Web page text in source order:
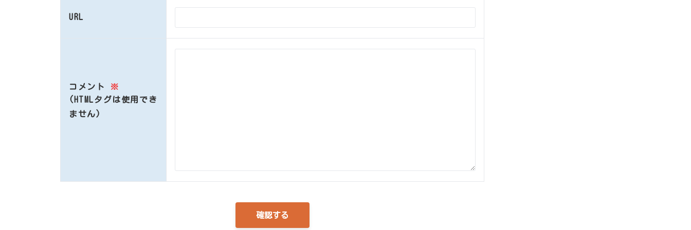
URL
コメント
※
(HTMLタグは使用でき
ません)